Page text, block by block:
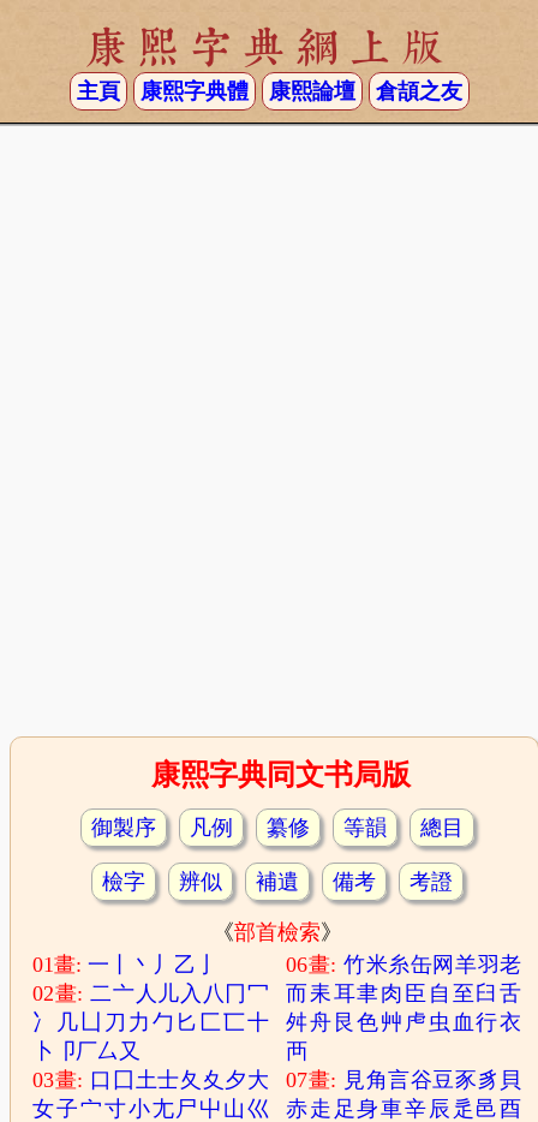
康熙字典網上版
主頁 康熙字典體 康熙論壇 倉頡之友
康熙字典同文书局版
御製序 凡例 纂修 等韻 總目
檢字 辨似 補遺 備考 考證
《部首檢索》
01畫:一 丶 丿 乙
02畫:二亠 人 儿入 八 冂冖
冫
几 凵 刀 力 勹 匕 匚匸十
卜
卩厂厶 又
03畫: 口 囗 土士夂 夊 夕大
女子宀寸小尢尸 屮 山巛
06畫: 竹米糸缶网 羊羽老
而耒耳聿肉 臣 自 至 臼舌
舛舟 艮色艸 虍 虫 血行衣
襾
07畫: 見角言谷豆豕豸 貝
赤走 足身車辛辰 辵 邑酉